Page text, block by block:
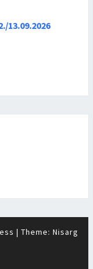
13.09.2026
| Theme: Nisarg